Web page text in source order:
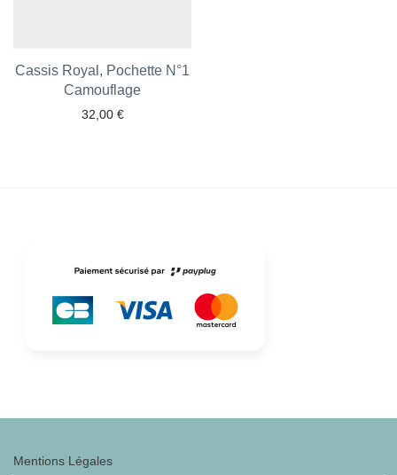
Cassis Royal, Pochette N°1
Camouflage
32,00 €
Mentions Légales